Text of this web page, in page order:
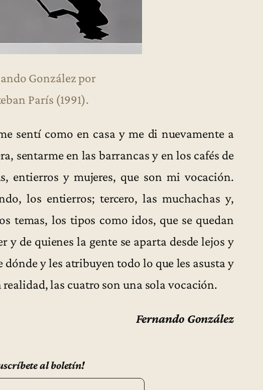
González por
París (1991).
sentí como en casa y me di nuevamente a
sentarme en las barrancas y en los cafés de
entierros y mujeres, que son mi vocación.
los entierros; tercero, las muchachas y,
temas, los tipos como idos, que se quedan
de quienes la gente se aparta desde lejos y
dónde y les atribuyen todo lo que les asusta y
las cuatro son una sola vocación.
Fernando González
al boletín!